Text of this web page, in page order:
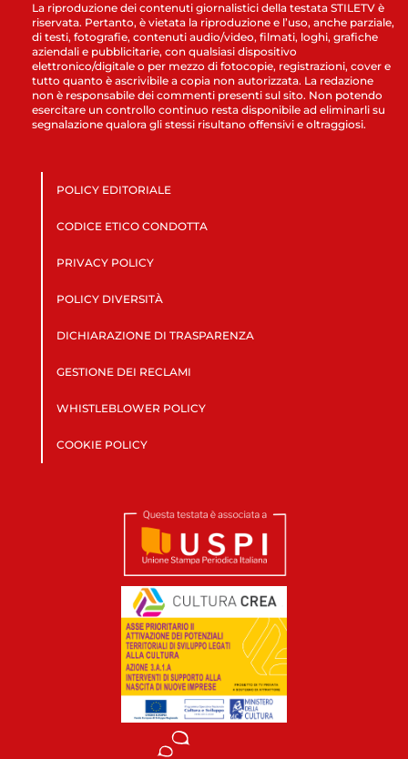
La riproduzione dei contenuti giornalistici della testata STILETV è
riservata. Pertanto, è vietata la riproduzione e l’uso, anche parziale,
di testi, fotografie, contenuti audio/video, filmati, loghi, grafiche
aziendali e pubblicitarie, con qualsiasi dispositivo
elettronico/digitale o per mezzo di fotocopie, registrazioni, cover e
tutto quanto è ascrivibile a copia non autorizzata. La redazione
non è responsabile dei commenti presenti sul sito. Non potendo
esercitare un controllo continuo resta disponibile ad eliminarli su
segnalazione qualora gli stessi risultano offensivi e oltraggiosi.
POLICY EDITORIALE
CODICE ETICO CONDOTTA
PRIVACY POLICY
POLICY DIVERSITÀ
DICHIARAZIONE DI TRASPARENZA
GESTIONE DEI RECLAMI
WHISTLEBLOWER POLICY
COOKIE POLICY